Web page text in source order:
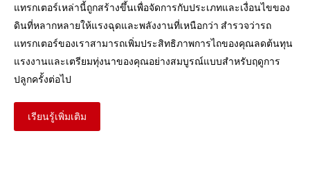
แทรกเตอร์เหล่านี้ถูกสร้างขึ้นเพื่อจัดการกับประเภทและเงื่อนไขของ
ดินที่หลากหลายให้แรงฉุดและพลังงานที่เหนือกว่า สำรวจว่ารถ
แทรกเตอร์ของเราสามารถเพิ่มประสิทธิภาพการไถของคุณลดต้นทุน
แรงงานและเตรียมทุ่งนาของคุณอย่างสมบูรณ์แบบสำหรับฤดูการ
ปลูกครั้งต่อไป
เรียนรู้เพิ่มเติม